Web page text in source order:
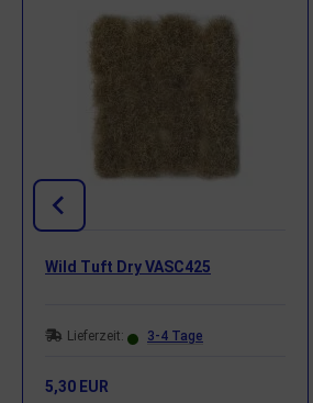
Wild Tuft Dry VASC425
Lieferzeit: 3-4 Tage
5,30 EUR